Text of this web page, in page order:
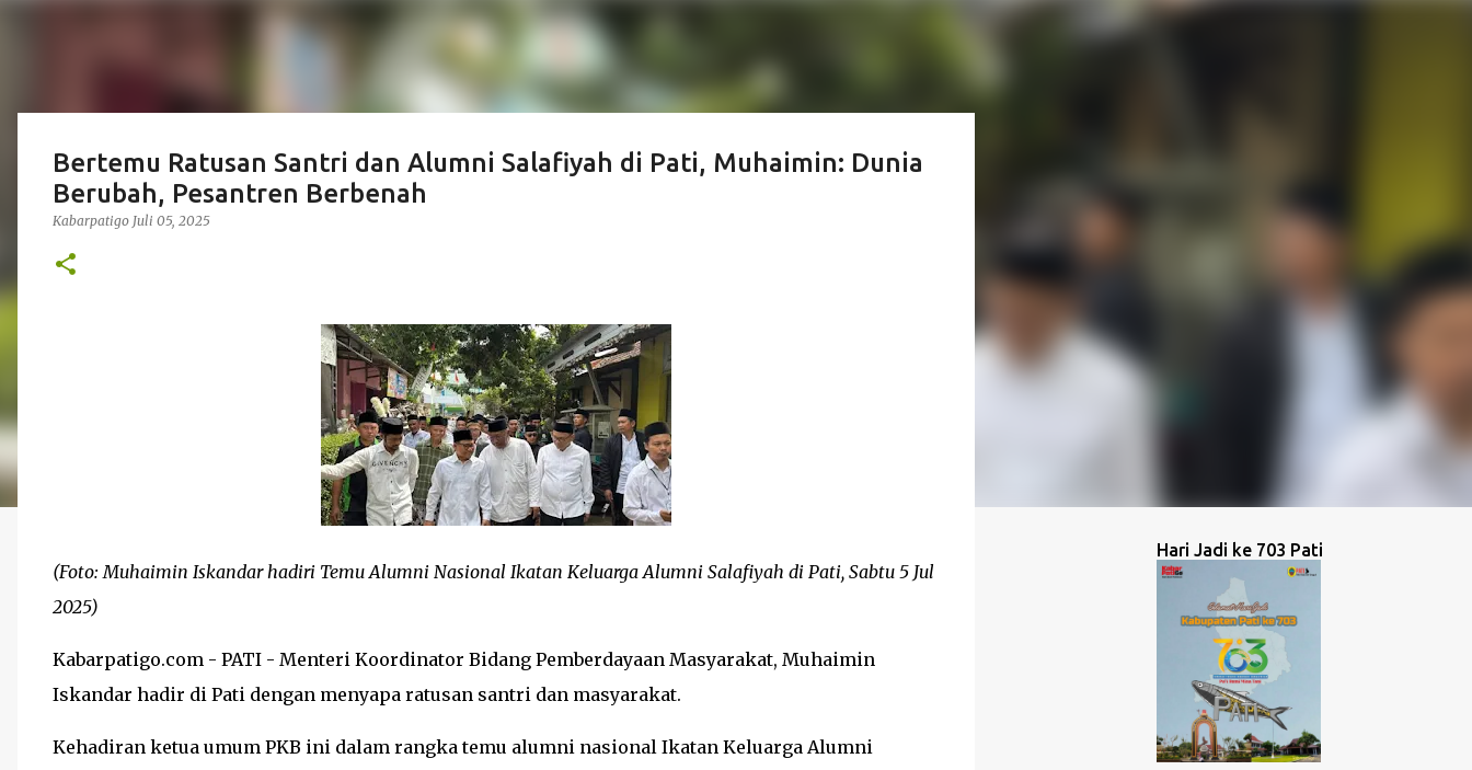
Bertemu Ratusan Santri dan Alumni Salafiyah di Pati, Muhaimin: Dunia
Berubah, Pesantren Berbenah
Kabarpatigo Juli 05, 2025
(Foto: Muhaimin Iskandar hadiri Temu Alumni Nasional Ikatan Keluarga Alumni Salafiyah di Pati, Sabtu 5 Jul
2025)
Kabarpatigo.com - PATI - Menteri Koordinator Bidang Pemberdayaan Masyarakat, Muhaimin
Iskandar hadir di Pati dengan menyapa ratusan santri dan masyarakat.
Kehadiran ketua umum PKB ini dalam rangka temu alumni nasional Ikatan Keluarga Alumni
Hari Jadi ke 703 Pati